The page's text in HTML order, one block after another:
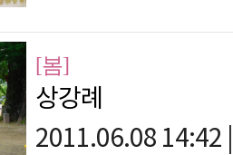
[봄]
상강례
2011.06.08 14:42